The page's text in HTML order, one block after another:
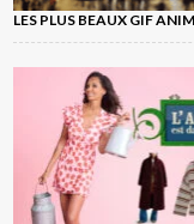
LES PLUS BEAUX GIF